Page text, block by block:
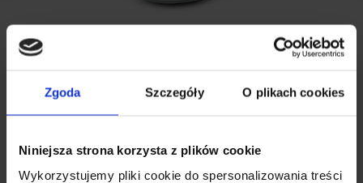
Zgoda Szczegóły O plikach cookies
Niniejsza strona korzysta z plików cookie
Wykorzystujemy pliki cookie do spersonalizowania treści